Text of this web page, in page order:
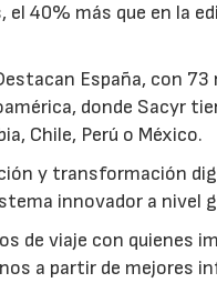
40% más que en la
España, con 73
donde Sacyr
Chile, Perú o México.
y transformación
innovador a nivel
de viaje con quienes
a partir de mejores